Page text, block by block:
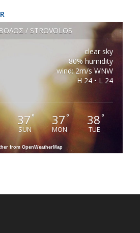
/ STROVOLOS
clear sky
80% humidity
wind: 2m/s WNW
H 24 • L 24
37°
SUN
37°
MON
38°
TUE
from OpenWeatherMap